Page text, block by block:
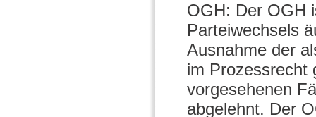
OGH: Der OGH
Parteiwechsels
Ausnahme der
im Prozessrecht
vorgesehenen
abgelehnt. Der